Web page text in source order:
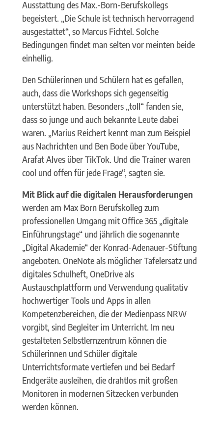
Ausstattung des Max.-Born-Berufskollegs
begeistert. „Die Schule ist technisch hervorragend
ausgestattet“, so Marcus Fichtel. Solche
Bedingungen findet man selten vor meinten beide
einhellig.
Den Schülerinnen und Schülern hat es gefallen,
auch, dass die Workshops sich gegenseitig
unterstützt haben. Besonders „toll“ fanden sie,
dass so junge und auch bekannte Leute dabei
waren. „Marius Reichert kennt man zum Beispiel
aus Nachrichten und Ben Bode über YouTube,
Arafat Alves über TikTok. Und die Trainer waren
cool und offen für jede Frage“, sagten sie.
Mit Blick auf die digitalen Herausforderungen
werden am Max Born Berufskolleg zum
professionellen Umgang mit Office 365 „digitale
Einführungstage“ und jährlich die sogenannte
„Digital Akademie“ der Konrad-Adenauer-Stiftung
angeboten. OneNote als möglicher Tafelersatz und
digitales Schulheft, OneDrive als
Austauschplattform und Verwendung qualitativ
hochwertiger Tools und Apps in allen
Kompetenzbereichen, die der Medienpass NRW
vorgibt, sind Begleiter im Unterricht. Im neu
gestalteten Selbstlernzentrum können die
Schülerinnen und Schüler digitale
Unterrichtsformate vertiefen und bei Bedarf
Endgeräte ausleihen, die drahtlos mit großen
Monitoren in modernen Sitzecken verbunden
werden können.